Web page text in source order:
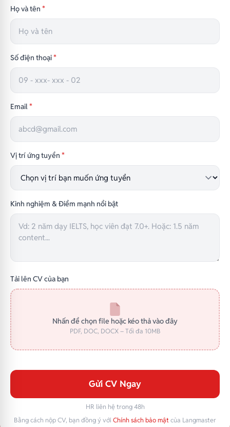
Họ và tên *
Số điện thoại*
Email*
Vị trí ứng tuyển *
Kinh nghiệm & Điểm mạnh nổi bật
Tải lên CV của bạn
Nhấn để chọn file hoặc kéo thả vào đây
PDF, DOC, DOCX – Tối đa 10MB
Gửi CV Ngay
HR liên hệ trong 48h
Bằng cách nộp CV, bạn đồng ý với Chính sách bảo mật của Langmaster